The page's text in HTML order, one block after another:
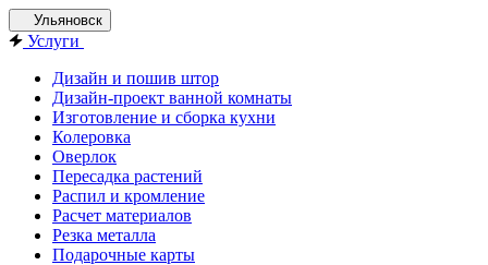
Ульяновск
Услуги
Дизайн и пошив штор
Дизайн-проект ванной комнаты
Изготовление и сборка кухни
Колеровка
Оверлок
Пересадка растений
Распил и кромление
Расчет материалов
Резка металла
Подарочные карты